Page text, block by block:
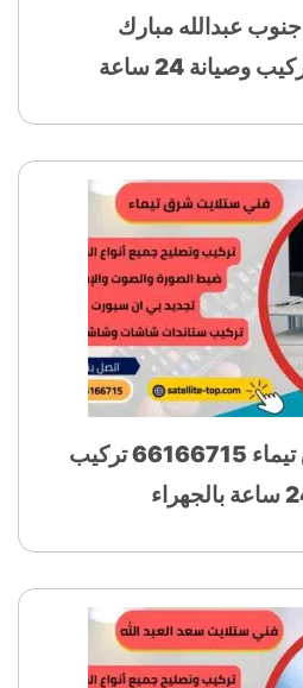
عبدالله مبارك
فني ستلايت شرق تيماء 66166715 تركيب